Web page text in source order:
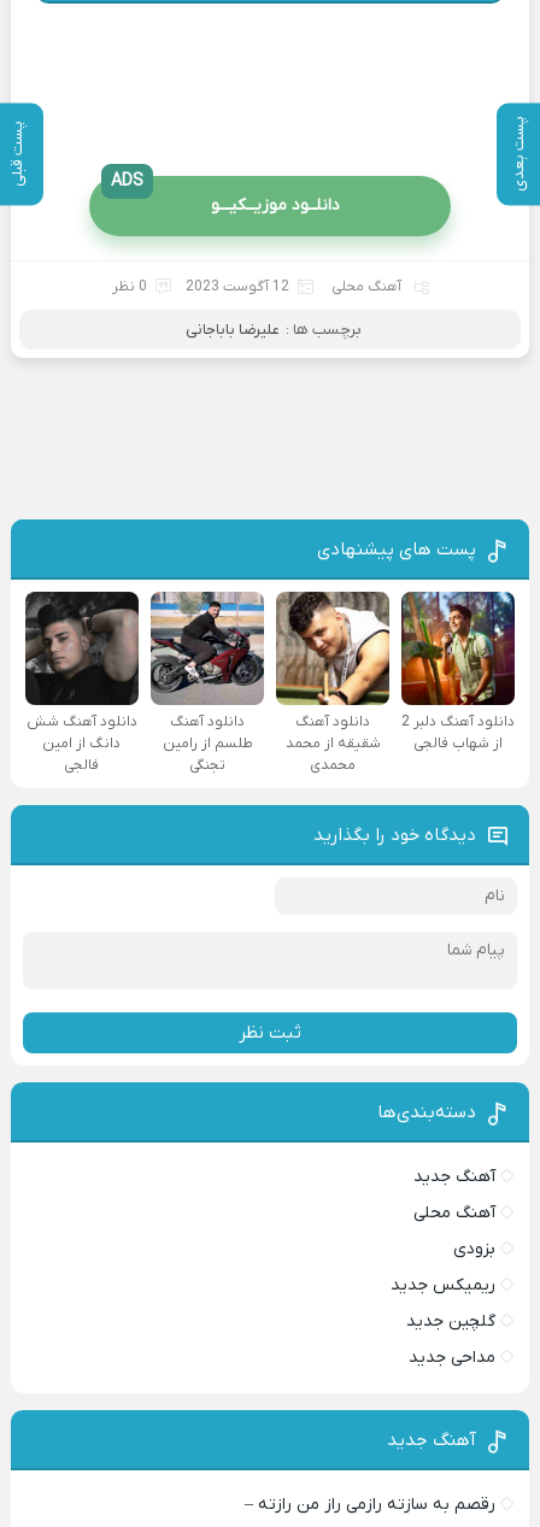
پست بعدی پست قبلی
دانلــود موزیــکیـــو
ADS
آهنگ محلی 12 آگوست 2023 0 نظر
برچسب ها : علیرضا باباجانی
پست های پیشنهادی
دانلود آهنگ دلبر 2
از شهاب فالجی
دانلود آهنگ
شقیقه از محمد
محمدی
دانلود آهنگ
طلسم از رامین
تجنگی
دانلود آهنگ شش
دانگ از امین
فالجی
دیدگاه خود را بگذارید
ثبت نظر
دسته‌بندی‌ها
آهنگ جدید
آهنگ محلی
بزودی
ریمیکس جدید
گلچین جدید
مداحی جدید
آهنگ جدید
رقصم به سازته رازمی راز من رازته –